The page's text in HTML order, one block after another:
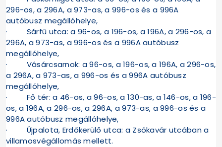
296-os, a 296A, a 973-as, a 996-os és a 996A
autóbusz megállóhelye,
· Sárfű utca: a 96-os, a 196-os, a 196A, a 296-os, a
296A, a 973-as, a 996-os és a 996A autóbusz
megállóhelye,
· Vásárcsarnok: a 96-os, a 196-os, a 196A, a 296-os,
a 296A, a 973-as, a 996-os és a 996A autóbusz
megállóhelye,
· Fő tér: a 46-os, a 96-os, a 130-as, a 146-os, a 196-
os, a 196A, a 296-os, a 296A, a 973-as, a 996-os és a
996A autóbusz megállóhelye,
· Újpalota, Erdőkerülő utca: a Zsókavár utcában a
villamosvégállomás mellett.